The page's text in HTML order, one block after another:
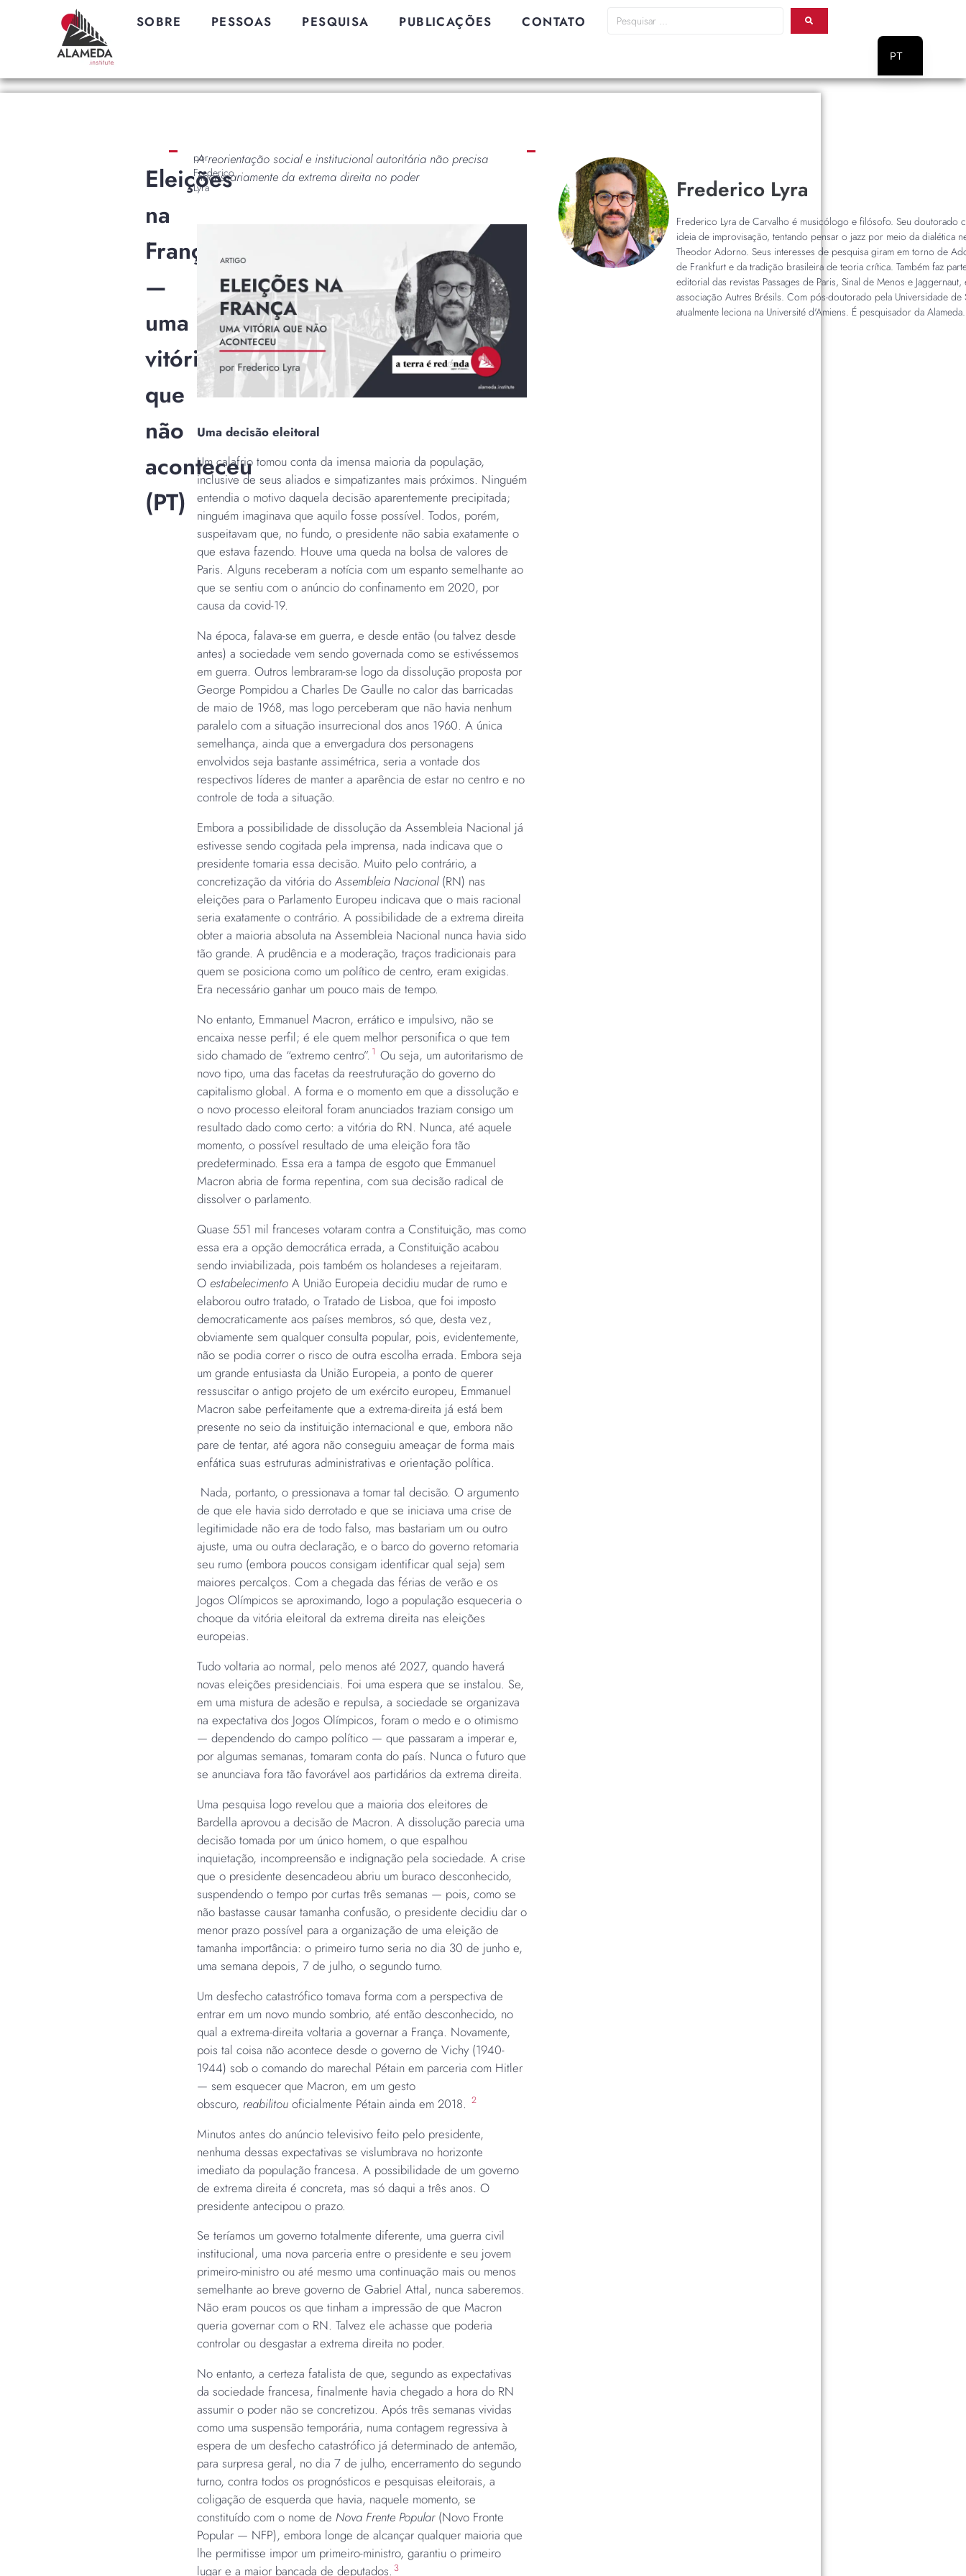
SOBRE PESSOAS PESQUISA PUBLICAÇÕES CONTATO
Eleições
na
França
—
uma
vitória
que
não
aconteceu
(PT)
por
Frederico
Lyra
A reorientação social e institucional autoritária não precisa
necessariamente da extrema direita no poder
Uma decisão eleitoral
Um calafrio tomou conta da imensa maioria da população,
inclusive de seus aliados e simpatizantes mais próximos. Ninguém
entendia o motivo daquela decisão aparentemente precipitada;
ninguém imaginava que aquilo fosse possível. Todos, porém,
suspeitavam que, no fundo, o presidente não sabia exatamente o
que estava fazendo. Houve uma queda na bolsa de valores de
Paris. Alguns receberam a notícia com um espanto semelhante ao
que se sentiu com o anúncio do confinamento em 2020, por
causa da covid-19.
Na época, falava-se em guerra, e desde então (ou talvez desde
antes) a sociedade vem sendo governada como se estivéssemos
em guerra. Outros lembraram-se logo da dissolução proposta por
George Pompidou a Charles De Gaulle no calor das barricadas
de maio de 1968, mas logo perceberam que não havia nenhum
paralelo com a situação insurrecional dos anos 1960. A única
semelhança, ainda que a envergadura dos personagens
envolvidos seja bastante assimétrica, seria a vontade dos
respectivos líderes de manter a aparência de estar no centro e no
controle de toda a situação.
Embora a possibilidade de dissolução da Assembleia Nacional já
estivesse sendo cogitada pela imprensa, nada indicava que o
presidente tomaria essa decisão. Muito pelo contrário, a
concretização da vitória doAssembleia Nacional(RN) nas
eleições para o Parlamento Europeu indicava que o mais racional
seria exatamente o contrário. A possibilidade de a extrema direita
obter a maioria absoluta na Assembleia Nacional nunca havia sido
tão grande. A prudência e a moderação, traços tradicionais para
quem se posiciona como um político de centro, eram exigidas.
Era necessário ganhar um pouco mais de tempo.
No entanto, Emmanuel Macron, errático e impulsivo, não se
encaixa nesse perfil; é ele quem melhor personifica o que tem
sido chamado de “extremo centro”. 1 Ou seja, um autoritarismo de
novo tipo, uma das facetas da reestruturação do governo do
capitalismo global. A forma e o momento em que a dissolução e
o novo processo eleitoral foram anunciados traziam consigo um
resultado dado como certo: a vitória do RN. Nunca, até aquele
momento, o possível resultado de uma eleição fora tão
predeterminado. Essa era a tampa de esgoto que Emmanuel
Macron abria de forma repentina, com sua decisão radical de
dissolver o parlamento.
Quase 551 mil franceses votaram contra a Constituição, mas como
essa era a opção democrática errada, a Constituição acabou
sendo inviabilizada, pois também os holandeses a rejeitaram.
Oestabelecimento A União Europeia decidiu mudar de rumo e
elaborou outro tratado, o Tratado de Lisboa, que foi imposto
democraticamente aos países membros, só que, desta vez,
obviamente sem qualquer consulta popular, pois, evidentemente,
não se podia correr o risco de outra escolha errada. Embora seja
um grande entusiasta da União Europeia, a ponto de querer
ressuscitar o antigo projeto de um exército europeu, Emmanuel
Macron sabe perfeitamente que a extrema-direita já está bem
presente no seio da instituição internacional e que, embora não
pare de tentar, até agora não conseguiu ameaçar de forma mais
enfática suas estruturas administrativas e orientação política.
Nada, portanto, o pressionava a tomar tal decisão. O argumento
de que ele havia sido derrotado e que se iniciava uma crise de
legitimidade não era de todo falso, mas bastariam um ou outro
ajuste, uma ou outra declaração, e o barco do governo retomaria
seu rumo (embora poucos consigam identificar qual seja) sem
maiores percalços. Com a chegada das férias de verão e os
Jogos Olímpicos se aproximando, logo a população esqueceria o
choque da vitória eleitoral da extrema direita nas eleições
europeias.
Tudo voltaria ao normal, pelo menos até 2027, quando haverá
novas eleições presidenciais. Foi uma espera que se instalou. Se,
em uma mistura de adesão e repulsa, a sociedade se organizava
na expectativa dos Jogos Olímpicos, foram o medo e o otimismo
— dependendo do campo político — que passaram a imperar e,
por algumas semanas, tomaram conta do país. Nunca o futuro que
se anunciava fora tão favorável aos partidários da extrema direita.
Uma pesquisa logo revelou que a maioria dos eleitores de
Bardella aprovou a decisão de Macron. A dissolução parecia uma
decisão tomada por um único homem, o que espalhou
inquietação, incompreensão e indignação pela sociedade. A crise
que o presidente desencadeou abriu um buraco desconhecido,
suspendendo o tempo por curtas três semanas — pois, como se
não bastasse causar tamanha confusão, o presidente decidiu dar o
menor prazo possível para a organização de uma eleição de
tamanha importância: o primeiro turno seria no dia 30 de junho e,
uma semana depois, 7 de julho, o segundo turno.
Um desfecho catastrófico tomava forma com a perspectiva de
entrar em um novo mundo sombrio, até então desconhecido, no
qual a extrema-direita voltaria a governar a França. Novamente,
pois tal coisa não acontece desde o governo de Vichy (1940-
1944) sob o comando do marechal Pétain em parceria com Hitler
— sem esquecer que Macron, em um gesto
obscuro, reabilitouoficialmente Pétain ainda em 2018. 2
Minutos antes do anúncio televisivo feito pelo presidente,
nenhuma dessas expectativas se vislumbrava no horizonte
imediato da população francesa. A possibilidade de um governo
de extrema direita é concreta, mas só daqui a três anos. O
presidente antecipou o prazo.
Se teríamos um governo totalmente diferente, uma guerra civil
institucional, uma nova parceria entre o presidente e seu jovem
primeiro-ministro ou até mesmo uma continuação mais ou menos
semelhante ao breve governo de Gabriel Attal, nunca saberemos.
Não eram poucos os que tinham a impressão de que Macron
queria governar com o RN. Talvez ele achasse que poderia
controlar ou desgastar a extrema direita no poder.
No entanto, a certeza fatalista de que, segundo as expectativas
da sociedade francesa, finalmente havia chegado a hora do RN
assumir o poder não se concretizou. Após três semanas vividas
como uma suspensão temporária, numa contagem regressiva à
espera de um desfecho catastrófico já determinado de antemão,
para surpresa geral, no dia 7 de julho, encerramento do segundo
turno, contra todos os prognósticos e pesquisas eleitorais, a
coligação de esquerda que havia, naquele momento, se
constituído com o nome deNova Frente Popular(Novo Fronte
Popular — NFP), embora longe de alcançar qualquer maioria que
lhe permitisse impor um primeiro-ministro, garantiu o primeiro
lugar e a maior bancada de deputados. 3
Frederico Lyra
Frederico Lyra de Carvalho é musicólogo e filósofo. Seu doutorado
ideia de improvisação, tentando pensar o jazz por meio da dialética
Theodor Adorno. Seus interesses de pesquisa giram em torno de
de Frankfurt e da tradição brasileira de teoria crítica. Também faz
editorial das revistas Passages de Paris, Sinal de Menos e
associação Autres Brésils. Com pós-doutorado pela Universidade de
atualmente leciona na Université d'Amiens. É pesquisador da Alameda.
PT
EN